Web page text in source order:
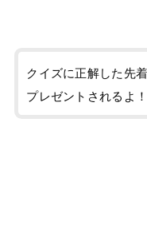
クイズに正解した先
プレゼントされるよ！